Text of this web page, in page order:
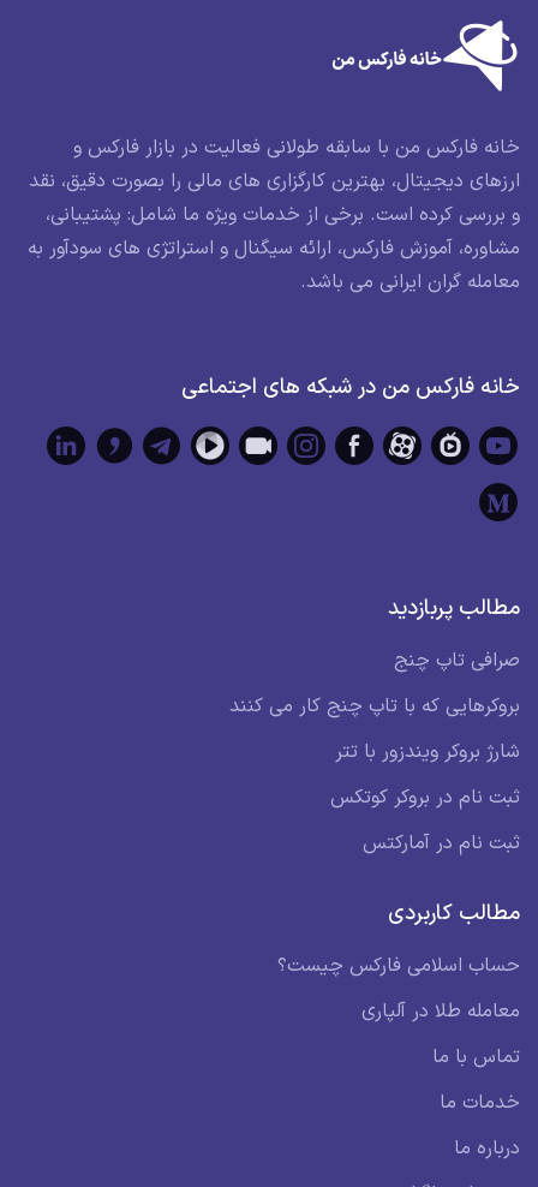
خانه فارکس من با سابقه طولانی فعالیت در بازار فارکس و
ارزهای دیجیتال، بهترین کارگزاری های مالی را بصورت دقیق، نقد
و بررسی کرده است. برخی از خدمات ویژه ما شامل: پشتیبانی،
مشاوره، آموزش فارکس، ارائه سیگنال و استراتژی های سودآور به
معامله گران ایرانی می باشد.
خانه فارکس من در شبکه های اجتماعی
مطالب پربازدید
صرافی تاپ چنج
بروکرهایی که با تاپ چنج کار می کنند
شارژ بروکر ویندزور با تتر
ثبت نام در بروکر کوتکس
ثبت نام در آمارکتس
مطالب کاربردی
حساب اسلامی فارکس چیست؟
معامله طلا در آلپاری
تماس با ما
خدمات ما
درباره ما